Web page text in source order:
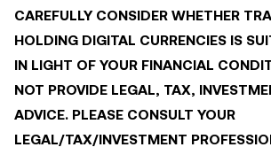
CAREFULLY CONSIDER WHETHER
HOLDING DIGITAL CURRENCIES IS
IN LIGHT OF YOUR FINANCIAL
NOT PROVIDE LEGAL, TAX,
ADVICE. PLEASE CONSULT YOUR
LEGAL/TAX/INVESTMENT